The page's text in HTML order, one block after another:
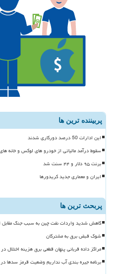
پربیننده ترین ها
این ادارات 50 درصد دورکاری شدند
سقوط درآمد مالیاتی از خودرو های لوکس و خانه
برنت ۹۵ دلار و ۴۴ سنت شد
ایران و معماری جدید کریدورها
پربحث ترین ها
کاهش شدید واردات نفت چین به سبب جنگ مقابل
شوک قبض برق به مشترکان
مراکز داده قربانی پنهان قطعی برق هزینه اختلال
برنامه جیره بندی آب نداریم وضعیت قرمز سدها